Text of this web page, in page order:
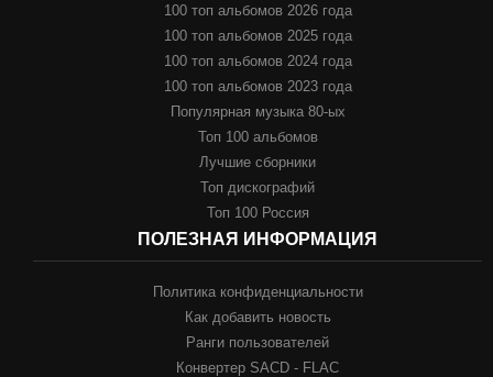
100 топ альбомов 2026 года
100 топ альбомов 2025 года
100 топ альбомов 2024 года
100 топ альбомов 2023 года
Популярная музыка 80-ых
Топ 100 альбомов
Лучшие сборники
Топ дискографий
Топ 100 Россия
ПОЛЕЗНАЯ ИНФОРМАЦИЯ
Политика конфиденциальности
Как добавить новость
Ранги пользователей
Конвертер SACD - FLAC